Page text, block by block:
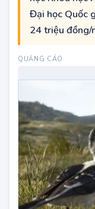
Từ năm học
học Khoa học
Đại học Quốc
24 triệu đồng/